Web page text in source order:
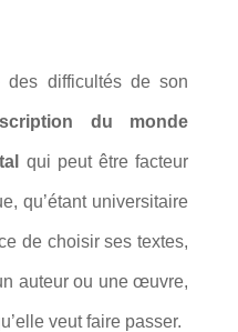
des difficultés de son
du monde
qui peut être facteur
qu’étant universitaire
de choisir ses textes,
auteur ou une œuvre,
veut faire passer.